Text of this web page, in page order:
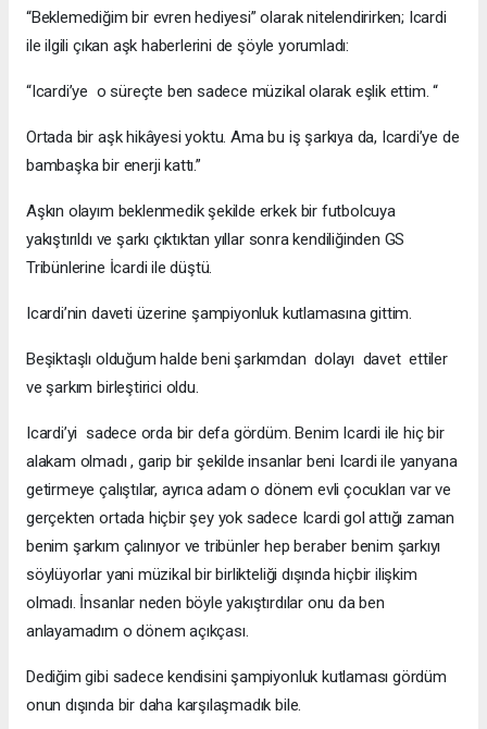
“Beklemediğim bir evren hediyesi” olarak nitelendirirken; Icardi
ile ilgili çıkan aşk haberlerini de şöyle yorumladı:
“Icardi’ye o süreçte ben sadece müzikal olarak eşlik ettim. “
Ortada bir aşk hikâyesi yoktu. Ama bu iş şarkıya da, Icardi’ye de
bambaşka bir enerji kattı.”
Aşkın olayım beklenmedik şekilde erkek bir futbolcuya
yakıştırıldı ve şarkı çıktıktan yıllar sonra kendiliğinden GS
Tribünlerine İcardi ile düştü.
Icardi’nin daveti üzerine şampiyonluk kutlamasına gittim.
Beşiktaşlı olduğum halde beni şarkımdan dolayı davet ettiler
ve şarkım birleştirici oldu.
Icardi’yi sadece orda bir defa gördüm. Benim Icardi ile hiç bir
alakam olmadı , garip bir şekilde insanlar beni Icardi ile yanyana
getirmeye çalıştılar, ayrıca adam o dönem evli çocukları var ve
gerçekten ortada hiçbir şey yok sadece Icardi gol attığı zaman
benim şarkım çalınıyor ve tribünler hep beraber benim şarkıyı
söylüyorlar yani müzikal bir birlikteliği dışında hiçbir ilişkim
olmadı. İnsanlar neden böyle yakıştırdılar onu da ben
anlayamadım o dönem açıkçası.
Dediğim gibi sadece kendisini şampiyonluk kutlaması gördüm
onun dışında bir daha karşılaşmadık bile.